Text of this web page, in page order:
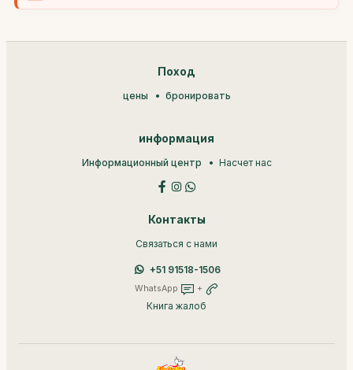
Поход
цены бронировать
информация
Информационный центр Насчет нас
Контакты
Связаться с нами
+51 91518-1506
WhatsApp +
Книга жалоб